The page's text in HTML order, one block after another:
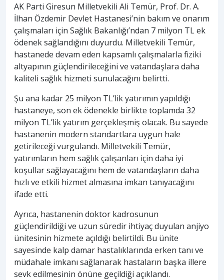
AK Parti Giresun Milletvekili Ali Temür, Prof. Dr. A.
İlhan Özdemir Devlet Hastanesi’nin bakım ve onarım
çalışmaları için Sağlık Bakanlığı’ndan 7 milyon TL ek
ödenek sağlandığını duyurdu. Milletvekili Temür,
hastanede devam eden kapsamlı çalışmalarla fiziki
altyapının güçlendirileceğini ve vatandaşlara daha
kaliteli sağlık hizmeti sunulacağını belirtti.
Şu ana kadar 25 milyon TL’lik yatırımın yapıldığı
hastaneye, son ek ödenekle birlikte toplamda 32
milyon TL’lik yatırım gerçekleşmiş olacak. Bu sayede
hastanenin modern standartlara uygun hale
getirileceği vurgulandı. Milletvekili Temür,
yatırımların hem sağlık çalışanları için daha iyi
koşullar sağlayacağını hem de vatandaşların daha
hızlı ve etkili hizmet almasına imkan tanıyacağını
ifade etti.
Ayrıca, hastanenin doktor kadrosunun
güçlendirildiği ve uzun süredir ihtiyaç duyulan anjiyo
ünitesinin hizmete açıldığı belirtildi. Bu ünite
sayesinde kalp damar hastalıklarında erken tanı ve
müdahale imkanı sağlanarak hastaların başka illere
sevk edilmesinin önüne geçildiği açıklandı.